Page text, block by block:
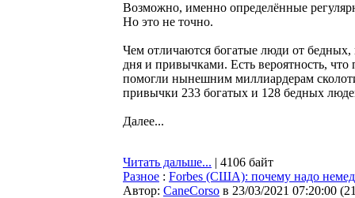
Возможно, именно определённые
Но это не точно.
Чем отличаются богатые люди от бедных,
дня и привычками. Есть вероятность,
помогли нынешним миллиардерам
привычки 233 богатых и 128 бедных
Далее...
Читать дальше... | 4106 байт
Разное : Forbes (США): почему надо
Автор: CaneCorso в 23/03/2021 07:20:00 (